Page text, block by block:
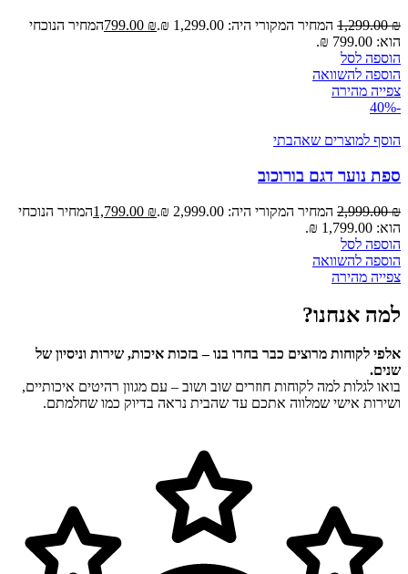
1,299.00₪ המחיר המקורי היה: 1,299.00 ₪. 799.00 ₪
המחיר הנוכחי
הוא: 799.00 ₪.
הוספה לסל
הוספה להשוואה
צפייה מהירה
-40%
הוסף למוצרים שאהבתי
ספת נוער דגם בורוכוב
2,999.00₪ המחיר המקורי היה: 2,999.00 ₪. 1,799.00 ₪
המחיר הנוכחי
הוא: 1,799.00 ₪.
הוספה לסל
הוספה להשוואה
צפייה מהירה
למה אנחנו?
אלפי לקוחות מרוצים כבר בחרו בנו – בזכות איכות, שירות וניסיון של
שנים.
בואו לגלות למה לקוחות חוזרים שוב ושוב – עם מגוון רהיטים איכותיים,
ושירות אישי שמלווה אתכם עד שהבית נראה בדיוק כמו שחלמתם.